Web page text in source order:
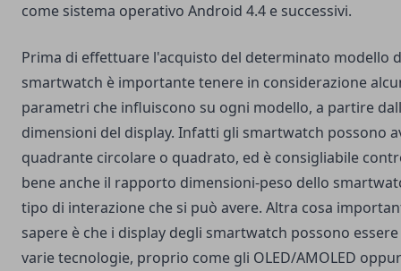
come sistema operativo Android 4.4 e successivi.
Prima di effettuare l'acquisto del determinato modello
smartwatch è importante tenere in considerazione
parametri che influiscono su ogni modello, a partire
dimensioni del display. Infatti gli smartwatch possono
quadrante circolare o quadrato, ed è consigliabile
bene anche il rapporto dimensioni-peso dello
tipo di interazione che si può avere. Altra cosa
sapere è che i display degli smartwatch possono
varie tecnologie, proprio come gli OLED/AMOLED